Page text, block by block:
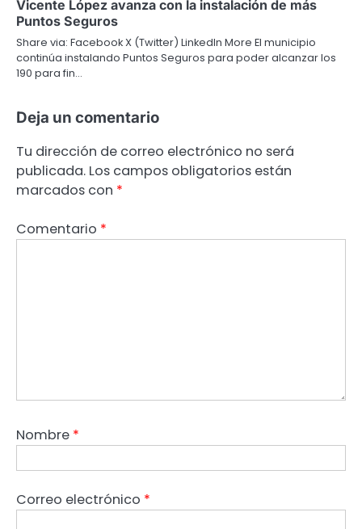
Vicente López avanza con la instalación de más
Puntos Seguros
Share via: Facebook X (Twitter) LinkedIn More El municipio
continúa instalando Puntos Seguros para poder alcanzar los
190 para fin…
Deja un comentario
Tu dirección de correo electrónico no será
publicada. Los campos obligatorios están
marcados con *
Comentario *
Nombre *
Correo electrónico *